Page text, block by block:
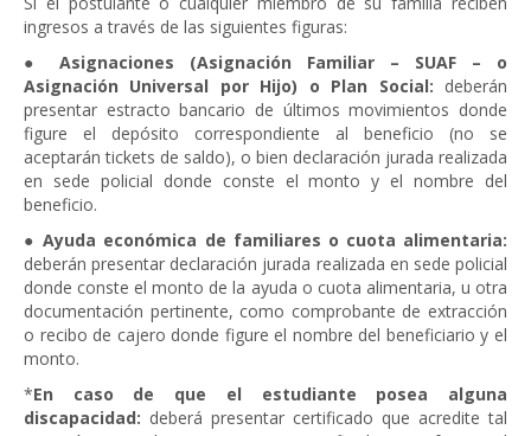
ingresos a través de las siguientes figuras:
● Asignaciones (Asignación Familiar – SUAF – o
Asignación Universal por Hijo) o Plan Social: deberán
presentar estracto bancario de últimos movimientos donde
figure el depósito correspondiente al beneficio (no se
aceptarán tickets de saldo), o bien declaración jurada realizada
en sede policial donde conste el monto y el nombre del
beneficio.
●Ayuda económica de familiares o cuota alimentaria:
deberán presentar declaración jurada realizada en sede policial
donde conste el monto de la ayuda o cuota alimentaria, u otra
documentación pertinente, como comprobante de extracción
o recibo de cajero donde figure el nombre del beneficiario y el
monto.
*En caso de que el estudiante posea alguna
discapacidad: deberá presentar certificado que acredite tal